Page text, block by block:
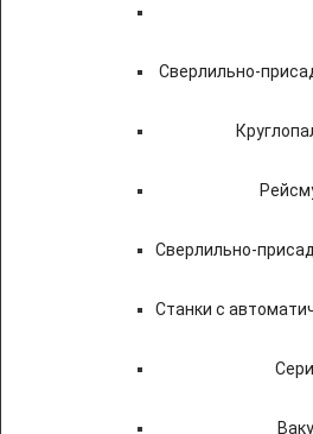
Сверлильно-
Сверлильно-
Станки с